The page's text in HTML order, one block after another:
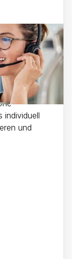
- Unser
ist für Sie
individuell
und